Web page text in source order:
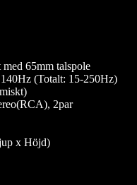
65mm talspole
(Totalt: 15-250Hz)
2par
x Höjd)